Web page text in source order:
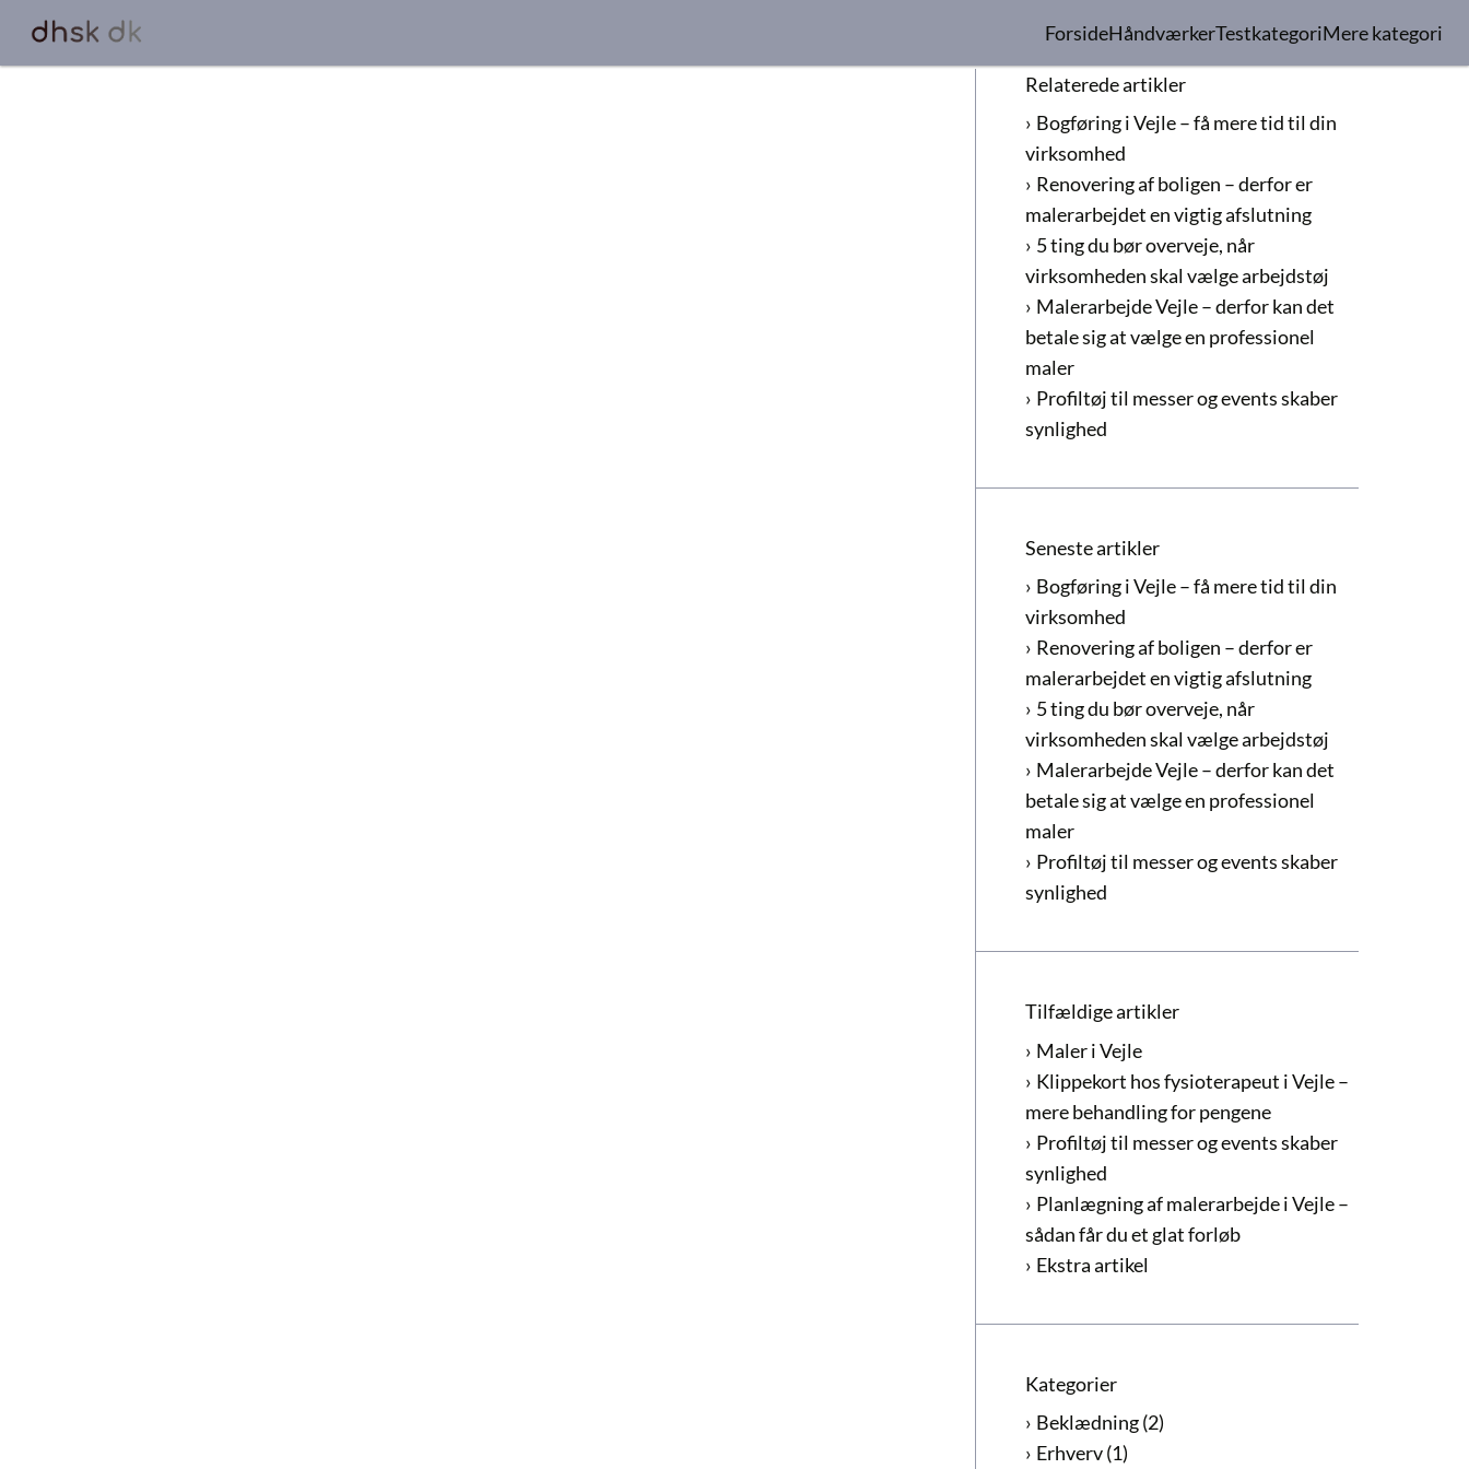
ForsideHåndværkerTestkategoriMere kategori
Relaterede artikler
Bogføring i Vejle – få mere tid til din
virksomhed
Renovering af boligen – derfor er
malerarbejdet en vigtig afslutning
5 ting du bør overveje, når
virksomheden skal vælge arbejdstøj
Malerarbejde Vejle – derfor kan det
betale sig at vælge en professionel
maler
Profiltøj til messer og events skaber
synlighed
Seneste artikler
Bogføring i Vejle – få mere tid til din
virksomhed
Renovering af boligen – derfor er
malerarbejdet en vigtig afslutning
5 ting du bør overveje, når
virksomheden skal vælge arbejdstøj
Malerarbejde Vejle – derfor kan det
betale sig at vælge en professionel
maler
Profiltøj til messer og events skaber
synlighed
Tilfældige artikler
Maler i Vejle
Klippekort hos fysioterapeut i Vejle –
mere behandling for pengene
Profiltøj til messer og events skaber
synlighed
Planlægning af malerarbejde i Vejle –
sådan får du et glat forløb
Ekstra artikel
Kategorier
Beklædning(2)
Erhverv(1)